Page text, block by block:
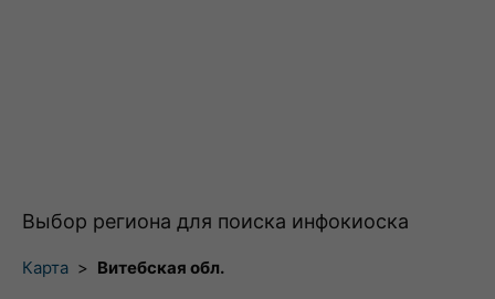
Выбор региона для поиска инфокиоска
Карта > Витебская обл.